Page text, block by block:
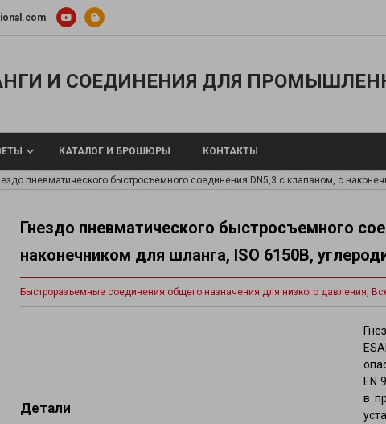
И СОЕДИНЕНИЯ ДЛЯ
шланги
для охлаждающей
для абразивных материалов
Металлические шланги и концевые
Силиконовые шланги
Шланги для перистальтических
Плавающие шланги и оснащение
Шланги для кондиционирования
КАТАЛОГ И БРОШЮРЫ КОНТАКТЫ
пневматического быстросъемного соединения DN5,3 с клапаном, с
Гнездо пневматического быстросъемного
наконечником для шланга, ISO 6150B,
Быстроразъемные соединения общего назначения для низкого давления,
Детали
EN
в